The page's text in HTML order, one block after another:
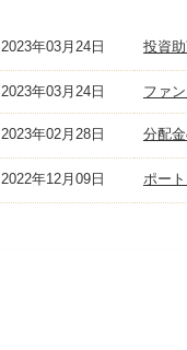
2023年03月24日 投資
2023年03月24日 ファ
2023年02月28日 分配
2022年12月09日 ポー